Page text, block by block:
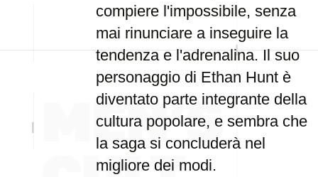
compiere l'impossibile, senza
mai rinunciare a inseguire la
tendenza e l'adrenalina. Il suo
personaggio di Ethan Hunt è
diventato parte integrante della
cultura popolare, e sembra che
la saga si concluderà nel
migliore dei modi.